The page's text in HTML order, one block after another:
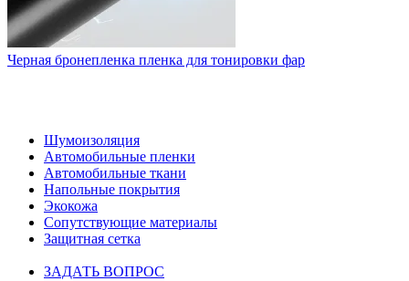
Черная бронепленка пленка для тонировки фар
Шумоизоляция
Автомобильные пленки
Автомобильные ткани
Напольные покрытия
Экокожа
Сопутствующие материалы
Защитная сетка
ЗАДАТЬ ВОПРОС